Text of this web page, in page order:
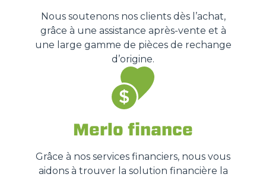
Nous soutenons nos clients dès l’achat,
grâce à une assistance après-vente et à
une large gamme de pièces de rechange
d’origine.
Merlo finance
Grâce à nos services financiers, nous vous
aidons à trouver la solution financière la